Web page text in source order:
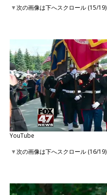
▼次の画像は下へスクロール (15/19)
YouTube
▼次の画像は下へスクロール (16/19)